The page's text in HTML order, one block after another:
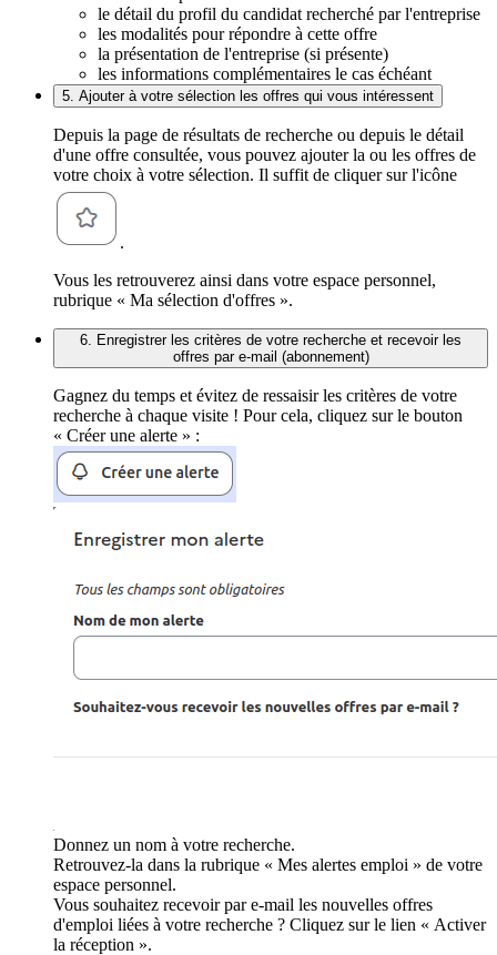
le détail du profil du candidat recherché par l'entreprise
les modalités pour répondre à cette offre
la présentation de l'entreprise (si présente)
les informations complémentaires le cas échéant
5. Ajouter à votre sélection les offres qui vous intéressent
Depuis la page de résultats de recherche ou depuis le détail
d'une offre consultée, vous pouvez ajouter la ou les offres de
votre choix à votre sélection. Il suffit de cliquer sur l'icône
.
Vous les retrouverez ainsi dans votre espace personnel,
rubrique « Ma sélection d'offres ».
6. Enregistrer les critères de votre recherche et recevoir les
offres par e-mail (abonnement)
Gagnez du temps et évitez de ressaisir les critères de votre
recherche à chaque visite ! Pour cela, cliquez sur le bouton
« Créer une alerte » :
Donnez un nom à votre recherche.
Retrouvez-la dans la rubrique « Mes alertes emploi » de votre
espace personnel.
Vous souhaitez recevoir par e-mail les nouvelles offres
d'emploi liées à votre recherche ? Cliquez sur le lien « Activer
la réception ».